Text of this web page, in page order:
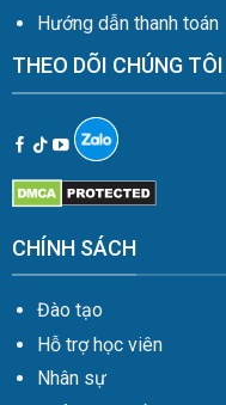
Hướng dẫn thanh toán
THEO DÕI CHÚNG TÔI
CHÍNH SÁCH
Đào tạo
Hỗ trợ học viên
Nhân sự